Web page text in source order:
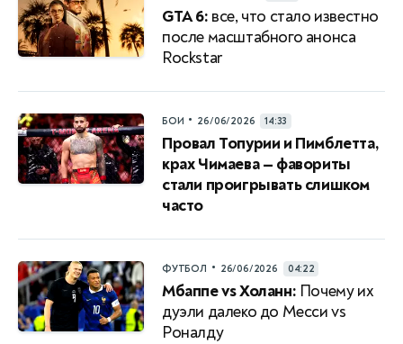
GTA 6: все, что стало известно
после масштабного анонса
Rockstar
БОИ • 26/06/2026 14:33
Провал Топурии и Пимблетта,
крах Чимаева — фавориты
стали проигрывать слишком
часто
ФУТБОЛ • 26/06/2026 04:22
Мбаппе vs Холанн: Почему их
дуэли далеко до Месси vs
Роналду